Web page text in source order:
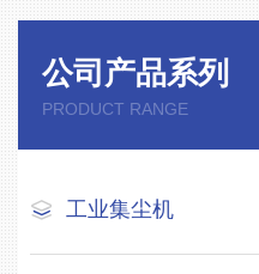
公司产品系列
PRODUCT RANGE
工业集尘机